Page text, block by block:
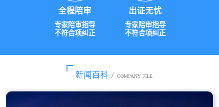
全程陪审
专家陪审指导
不符合项纠正
出证无忧
专家陪审指导
不符合项纠正
新闻百科 / COMPANY FILE